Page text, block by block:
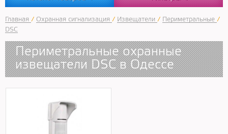
Главная / Охранная сигнализация / Извещатели / Периметральные /
DSC
Периметральные охранные
извещатели DSC в Одессе